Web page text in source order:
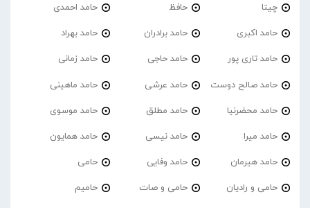
چیتا حافظ حامد احمدی
حامد اکبری حامد برادران حامد بهراد
حامد تاری پور حامد حاجی حامد زمانی
حامد صالح دوست حامد عرشی حامد ماهینی
حامد محضرنیا حامد مطلق حامد موسوی
حامد میرا حامد نیسی حامد همایون
حامد هیرمان حامد وفایی حامی
حامی و رادیان حامی و صات حامیم